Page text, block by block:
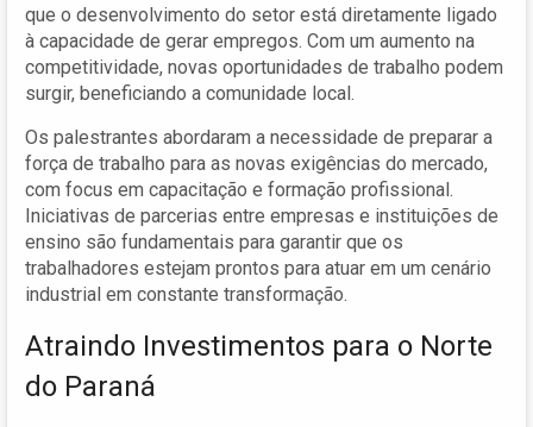
que o desenvolvimento do setor está diretamente ligado
à capacidade de gerar empregos. Com um aumento na
competitividade, novas oportunidades de trabalho podem
surgir, beneficiando a comunidade local.
Os palestrantes abordaram a necessidade de preparar a
força de trabalho para as novas exigências do mercado,
com focus em capacitação e formação profissional.
Iniciativas de parcerias entre empresas e instituições de
ensino são fundamentais para garantir que os
trabalhadores estejam prontos para atuar em um cenário
industrial em constante transformação.
Atraindo Investimentos para o Norte
do Paraná